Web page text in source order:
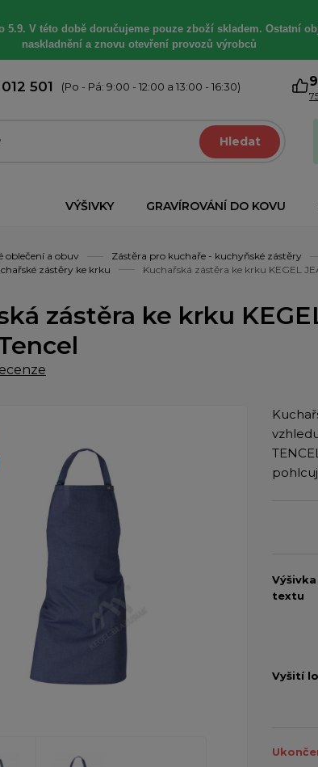
5.9. V této době doručujeme pouze zboží skladem. Ostatní
naskladnění a znovu otevření provozů výrobců
501 (Po - Pá: 9:00 - 12:00 a 13:00 - 16:30)
Hledat
VÝŠIVKY GRAVÍROVÁNÍ DO KOVU
oblečení a obuv Zástěra pro kuchaře - kuchyňské zástěry
zástěry ke krku
Kuchařská zástěra ke krku KEGEL
zástěra ke krku
Výšivka
textu
Vyšití